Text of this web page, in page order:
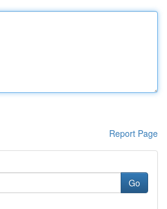
Report Page
Go